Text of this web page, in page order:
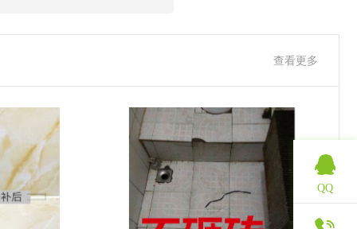
查看更多
QQ